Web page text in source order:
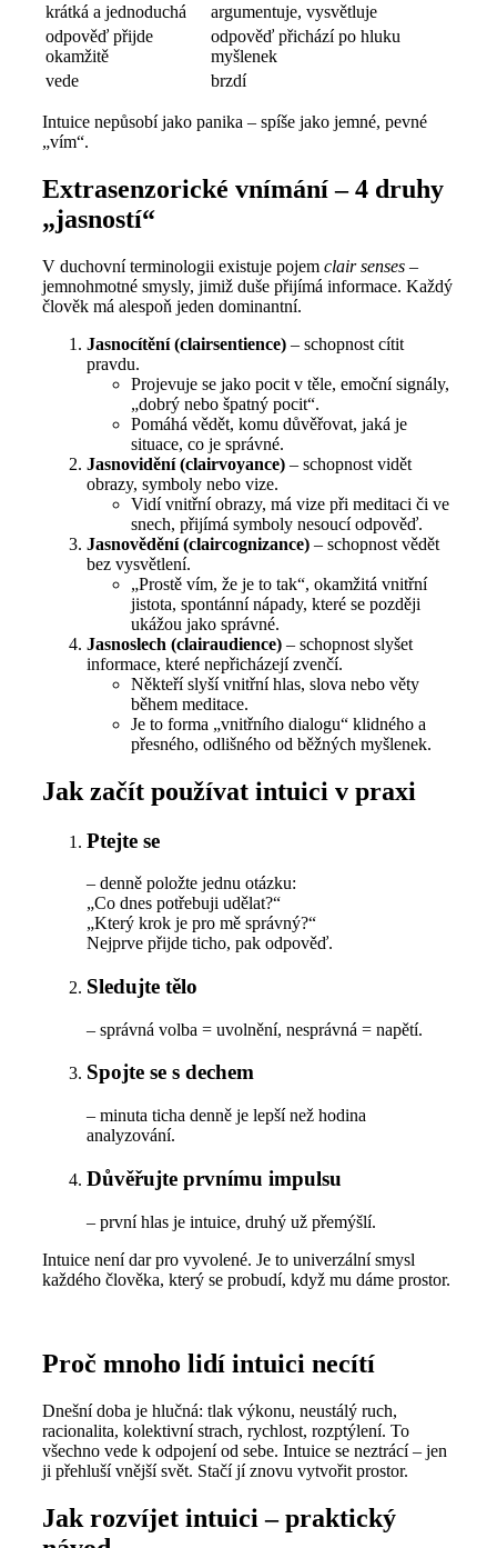
krátká a jednoduchá
argumentuje, vysvětluje
odpověď přijde
okamžitě
odpověď přichází po hluku
myšlenek
vede
brzdí
Intuice nepůsobí jako panika – spíše jako jemné, pevné
„vím“.
Extrasenzorické vnímání – 4 druhy
„jasností“
V duchovní terminologii existuje pojem clair senses –
jemnohmotné smysly, jimiž duše přijímá informace. Každý
člověk má alespoň jeden dominantní.
Jasnocítění (clairsentience) – schopnost cítit
pravdu.
Projevuje se jako pocit v těle, emoční signály,
„dobrý nebo špatný pocit“.
Pomáhá vědět, komu důvěřovat, jaká je
situace, co je správné.
Jasnovidění (clairvoyance) – schopnost vidět
obrazy, symboly nebo vize.
Vidí vnitřní obrazy, má vize při meditaci či ve
snech, přijímá symboly nesoucí odpověď.
Jasnovědění (claircognizance) – schopnost vědět
bez vysvětlení.
„Prostě vím, že je to tak“, okamžitá vnitřní
jistota, spontánní nápady, které se později
ukážou jako správné.
Jasnoslech (clairaudience) – schopnost slyšet
informace, které nepřicházejí zvenčí.
Někteří slyší vnitřní hlas, slova nebo věty
během meditace.
Je to forma „vnitřního dialogu“ klidného a
přesného, odlišného od běžných myšlenek.
Jak začít používat intuici v praxi
Ptejte se
– denně položte jednu otázku:
„Co dnes potřebuji udělat?“
„Který krok je pro mě správný?“
Nejprve přijde ticho, pak odpověď.
Sledujte tělo
– správná volba = uvolnění, nesprávná = napětí.
Spojte se s dechem
– minuta ticha denně je lepší než hodina
analyzování.
Důvěřujte prvnímu impulsu
– první hlas je intuice, druhý už přemýšlí.
Intuice není dar pro vyvolené. Je to univerzální smysl
každého člověka, který se probudí, když mu dáme prostor.
Proč mnoho lidí intuici necítí
Dnešní doba je hlučná: tlak výkonu, neustálý ruch,
racionalita, kolektivní strach, rychlost, rozptýlení. To
všechno vede k odpojení od sebe. Intuice se neztrácí – jen
ji přehluší vnější svět. Stačí jí znovu vytvořit prostor.
Jak rozvíjet intuici – praktický